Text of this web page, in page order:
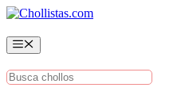
Saltar
contenido
Menú